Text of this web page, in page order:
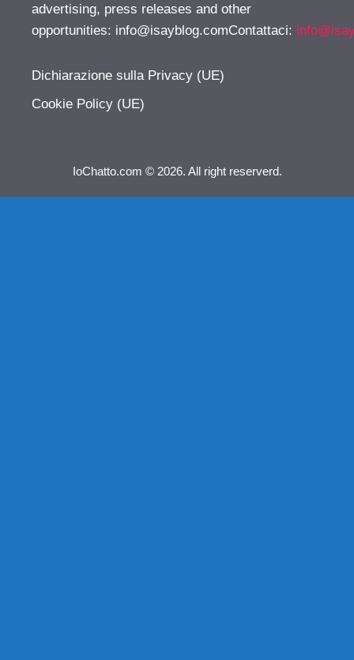
advertising, press releases and other
opportunities: info@isayblog.comContattaci:
Dichiarazione sulla Privacy (UE)
Cookie Policy (UE)
IoChatto.com © 2026. All right reserverd.